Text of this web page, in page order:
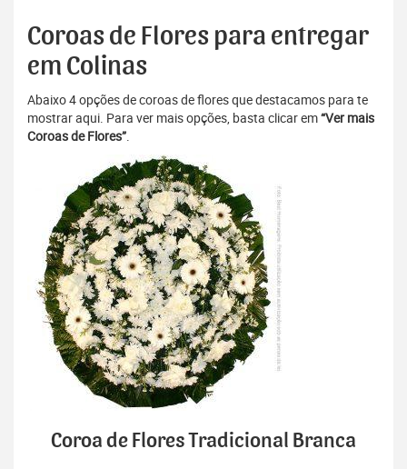
Coroas de Flores para entregar
em Colinas
Abaixo 4 opções de coroas de flores que destacamos para te
mostrar aqui. Para ver mais opções, basta clicar em“Ver mais
Coroas de Flores”.
Coroa de Flores Tradicional Branca